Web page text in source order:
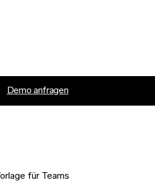
Demo anfragen
für Teams